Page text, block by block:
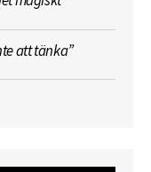
att tänka”